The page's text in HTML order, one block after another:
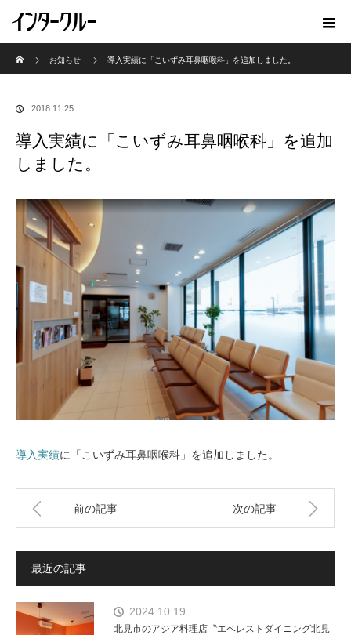
お知らせ
導入実績に「こいずみ耳鼻咽喉科」を追加しました。
2018.11.25
導入実績に「こいずみ耳鼻咽喉科」を追加
しました。
導入実績に「こいずみ耳鼻咽喉科」を追加しました。
前の記事 次の記事
最近の記事
2024.10.19
北見市のアジア料理店〝エベレストダイニング北見